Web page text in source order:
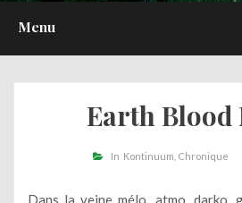
Menu
Earth Blood
In Kontinuum Chronique
Dans la veine mélo, atmo, darko,